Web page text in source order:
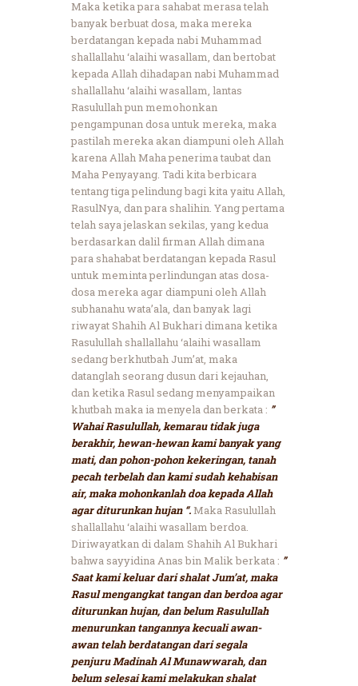
Maka ketika para sahabat merasa telah
banyak berbuat dosa, maka mereka
berdatangan kepada nabi Muhammad
shallallahu ‘alaihi wasallam, dan bertobat
kepada Allah dihadapan nabi Muhammad
shallallahu ‘alaihi wasallam, lantas
Rasulullah pun memohonkan
pengampunan dosa untuk mereka, maka
pastilah mereka akan diampuni oleh Allah
karena Allah Maha penerima taubat dan
Maha Penyayang. Tadi kita berbicara
tentang tiga pelindung bagi kita yaitu Allah,
RasulNya, dan para shalihin. Yang pertama
telah saya jelaskan sekilas, yang kedua
berdasarkan dalil firman Allah dimana
para shahabat berdatangan kepada Rasul
untuk meminta perlindungan atas dosa-
dosa mereka agar diampuni oleh Allah
subhanahu wata’ala, dan banyak lagi
riwayat Shahih Al Bukhari dimana ketika
Rasulullah shallallahu ‘alaihi wasallam
sedang berkhutbah Jum’at, maka
datanglah seorang dusun dari kejauhan,
dan ketika Rasul sedang menyampaikan
khutbah maka ia menyela dan berkata : ”
Wahai Rasulullah, kemarau tidak juga
berakhir, hewan-hewan kami banyak yang
mati, dan pohon-pohon kekeringan, tanah
pecah terbelah dan kami sudah kehabisan
air, maka mohonkanlah doa kepada Allah
agar diturunkan hujan “.Maka Rasulullah
shallallahu ‘alaihi wasallam berdoa.
Diriwayatkan di dalam Shahih Al Bukhari
bahwa sayyidina Anas bin Malik berkata : ”
Saat kami keluar dari shalat Jum’at, maka
Rasul mengangkat tangan dan berdoa agar
diturunkan hujan, dan belum Rasulullah
menurunkan tangannya kecuali awan-
awan telah berdatangan dari segala
penjuru Madinah Al Munawwarah, dan
belum selesai kami melakukan shalat